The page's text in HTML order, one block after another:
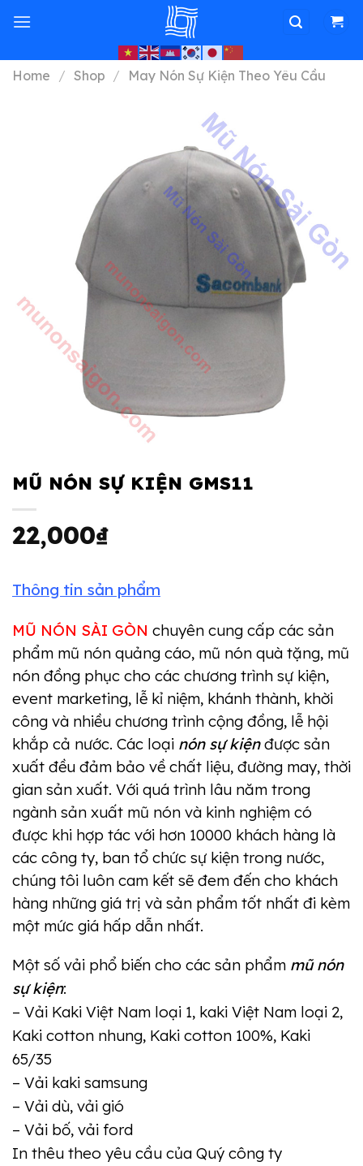
Home
/ Shop / May Nón Sự Kiện Theo Yêu Cầu
MŨ NÓN SỰ KIỆN GMS11
22,000₫
Thông tin sản phẩm
MŨ NÓN SÀI GÒN chuyên cung cấp các sản
phẩm mũ nón quảng cáo, mũ nón quà tặng, mũ
nón đồng phục cho các chương trình sự kiện,
event marketing, lễ kỉ niệm, khánh thành, khời
công và nhiều chương trình cộng đồng, lễ hội
khắp cả nước. Các loại nón sự kiệnđược sản
xuất đều đảm bảo về chất liệu, đường may, thời
gian sản xuất. Với quá trình lâu năm trong
ngành sản xuất mũ nón và kinh nghiệm có
được khi hợp tác với hơn 10000 khách hàng là
các công ty, ban tổ chức sự kiện trong nước,
chúng tôi luôn cam kết sẽ đem đến cho khách
hàng những giá trị và sản phẩm tốt nhất đi kèm
một mức giá hấp dẫn nhất.
Một số vải phổ biến cho các sản phẩm mũ nón
sự kiện:
– Vải Kaki Việt Nam loại 1, kaki Việt Nam loại 2,
Kaki cotton nhung, Kaki cotton 100%, Kaki
65/35
– Vải kaki samsung
– Vải dù, vải gió
– Vải bố, vải ford
In thêu theo yêu cầu của Quý công ty